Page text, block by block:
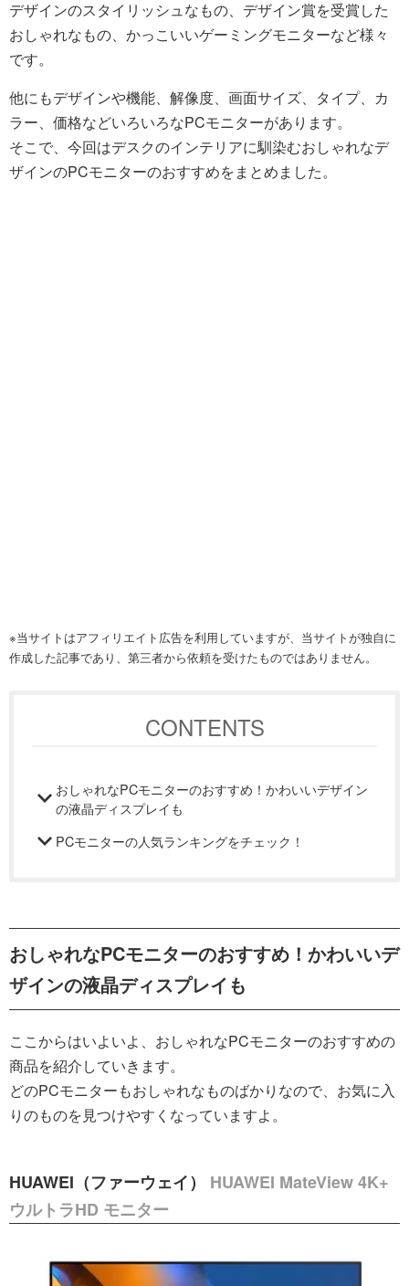
デザインのスタイリッシュなもの、デザイン賞を受賞した
おしゃれなもの、かっこいいゲーミングモニターなど様々
です。
他にもデザインや機能、解像度、画面サイズ、タイプ、カ
ラー、価格などいろいろなPCモニターがあります。
そこで、今回はデスクのインテリアに馴染むおしゃれなデ
ザインのPCモニターのおすすめをまとめました。
※当サイトはアフィリエイト広告を利用していますが、当サイトが独自に
作成した記事であり、第三者から依頼を受けたものではありません。
CONTENTS
おしゃれなPCモニターのおすすめ！かわいいデザイン
の液晶ディスプレイも
PCモニターの人気ランキングをチェック！
おしゃれなPCモニターのおすすめ！かわいいデ
ザインの液晶ディスプレイも
ここからはいよいよ、おしゃれなPCモニターのおすすめの
商品を紹介していきます。
どのPCモニターもおしゃれなものばかりなので、お気に入
りのものを見つけやすくなっていますよ。
HUAWEI（ファーウェイ） HUAWEI MateView 4K+
ウルトラHD モニター